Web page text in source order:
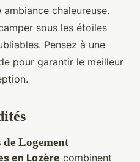
chaleureuse.
sous les étoiles
Pensez à une
pour garantir le meilleur
Logement
en Lozère combinent